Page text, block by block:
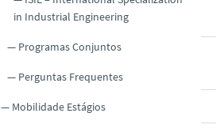
in Industrial Engineering
Programas Conjuntos
Perguntas Frequentes
Mobilidade Estágios